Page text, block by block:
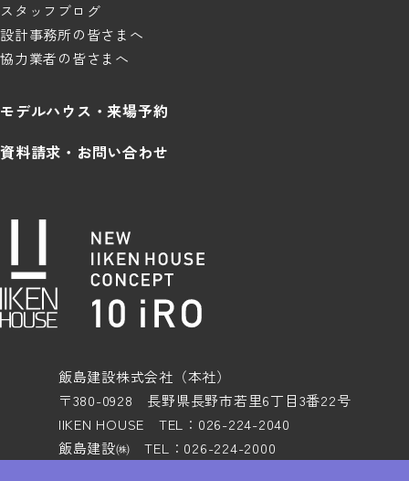
スタッフブログ
設計事務所の皆さまへ
協力業者の皆さまへ
モデルハウス・来場予約
資料請求・お問い合わせ
飯島建設株式会社（本社）
〒380-0928 長野県長野市若里6丁目3番22号
IIKEN HOUSE TEL：026-224-2040
飯島建設㈱ TEL：026-224-2000